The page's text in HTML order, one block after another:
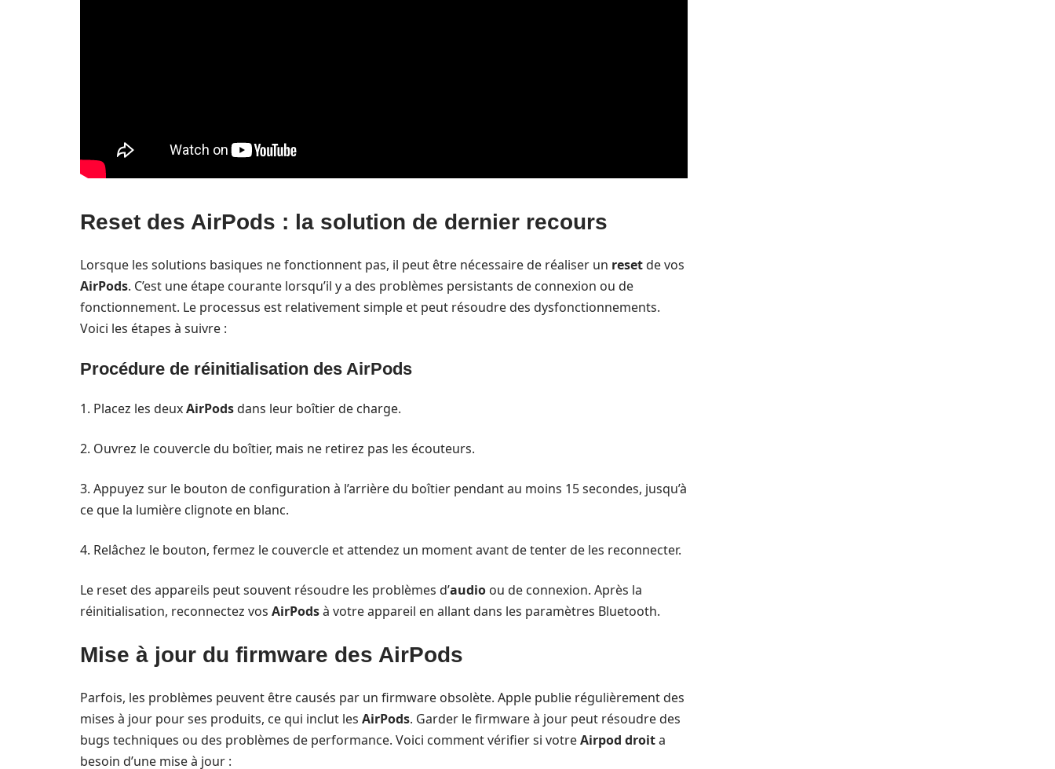
Reset des AirPods : la solution de dernier recours
Lorsque les solutions basiques ne fonctionnent pas, il peut être nécessaire de réaliser un resetde vos
AirPods. C’est une étape courante lorsqu’il y a des problèmes persistants de connexion ou de
fonctionnement. Le processus est relativement simple et peut résoudre des dysfonctionnements.
Voici les étapes à suivre :
Procédure de réinitialisation des AirPods
1. Placez les deuxAirPodsdans leur boîtier de charge.
2. Ouvrez le couvercle du boîtier, mais ne retirez pas les écouteurs.
3. Appuyez sur le bouton de configuration à l’arrière du boîtier pendant au moins 15 secondes, jusqu’à
ce que la lumière clignote en blanc.
4. Relâchez le bouton, fermez le couvercle et attendez un moment avant de tenter de les reconnecter.
Le reset des appareils peut souvent résoudre les problèmes d’audio ou de connexion. Après la
réinitialisation, reconnectez vos AirPodsà votre appareil en allant dans les paramètres Bluetooth.
Mise à jour du firmware des AirPods
Parfois, les problèmes peuvent être causés par un firmware obsolète. Apple publie régulièrement des
mises à jour pour ses produits, ce qui inclut les AirPods. Garder le firmware à jour peut résoudre des
bugs techniques ou des problèmes de performance. Voici comment vérifier si votreAirpod droita
besoin d’une mise à jour :